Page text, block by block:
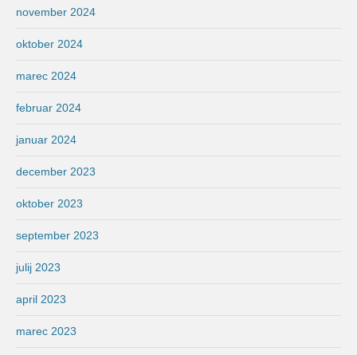
november 2024
oktober 2024
marec 2024
februar 2024
januar 2024
december 2023
oktober 2023
september 2023
julij 2023
april 2023
marec 2023